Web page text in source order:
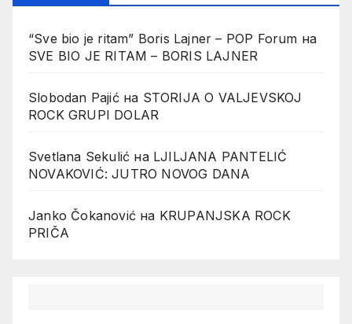
“Sve bio je ritam” Boris Lajner – POP Forum на
SVE BIO JE RITAM – BORIS LAJNER
Slobodan Pajićна STORIJA O VALJEVSKOJ
ROCK GRUPI DOLAR
Svetlana Sekulić на LJILJANA PANTELIĆ
NOVAKOVIĆ: JUTRO NOVOG DANA
Janko Čokanović на KRUPANJSKA ROCK
PRIČA